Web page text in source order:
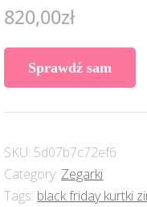
820,00zł
Sprawdź sam
SKU: 5d07b7c72ef6
Category: Zegarki
Tags: black friday kurtki